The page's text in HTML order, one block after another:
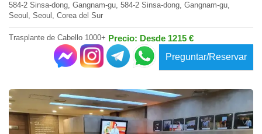
584-2 Sinsa-dong, Gangnam-gu, 584-2 Sinsa-dong, Gangnam-gu,
Seoul, Seoul, Corea del Sur
Trasplante de Cabello 1000+ Precio: Desde 1215 €
Preguntar/Reservar